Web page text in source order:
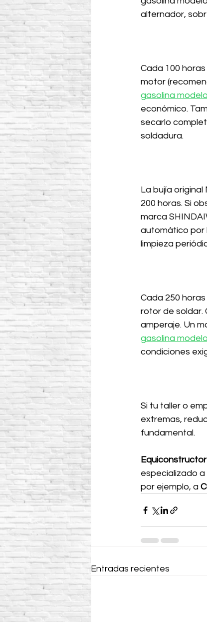
alternador,
Cada 100
motor
gasolina
económico.
secarlo
soldadura.
La bujía
200 horas. Si
marca
automático por
limpieza
Cada 250
rotor de soldar.
amperaje. Un
gasolina
condiciones
Si tu taller o
extremas,
fundamental.
Equiconstructor
especializado
por ejemplo, a
Entradas recientes